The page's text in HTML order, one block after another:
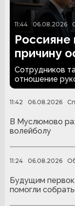
11:44 06.08.2026
Россияне
причину
работе
Сотрудников
отношение
11:42 06.08.2026
В Муслюмово
волейболу
11:24 06.08.2026
Будущим
помогли